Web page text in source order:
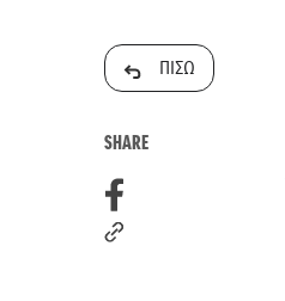
ΠΙΣΩ
SHARE